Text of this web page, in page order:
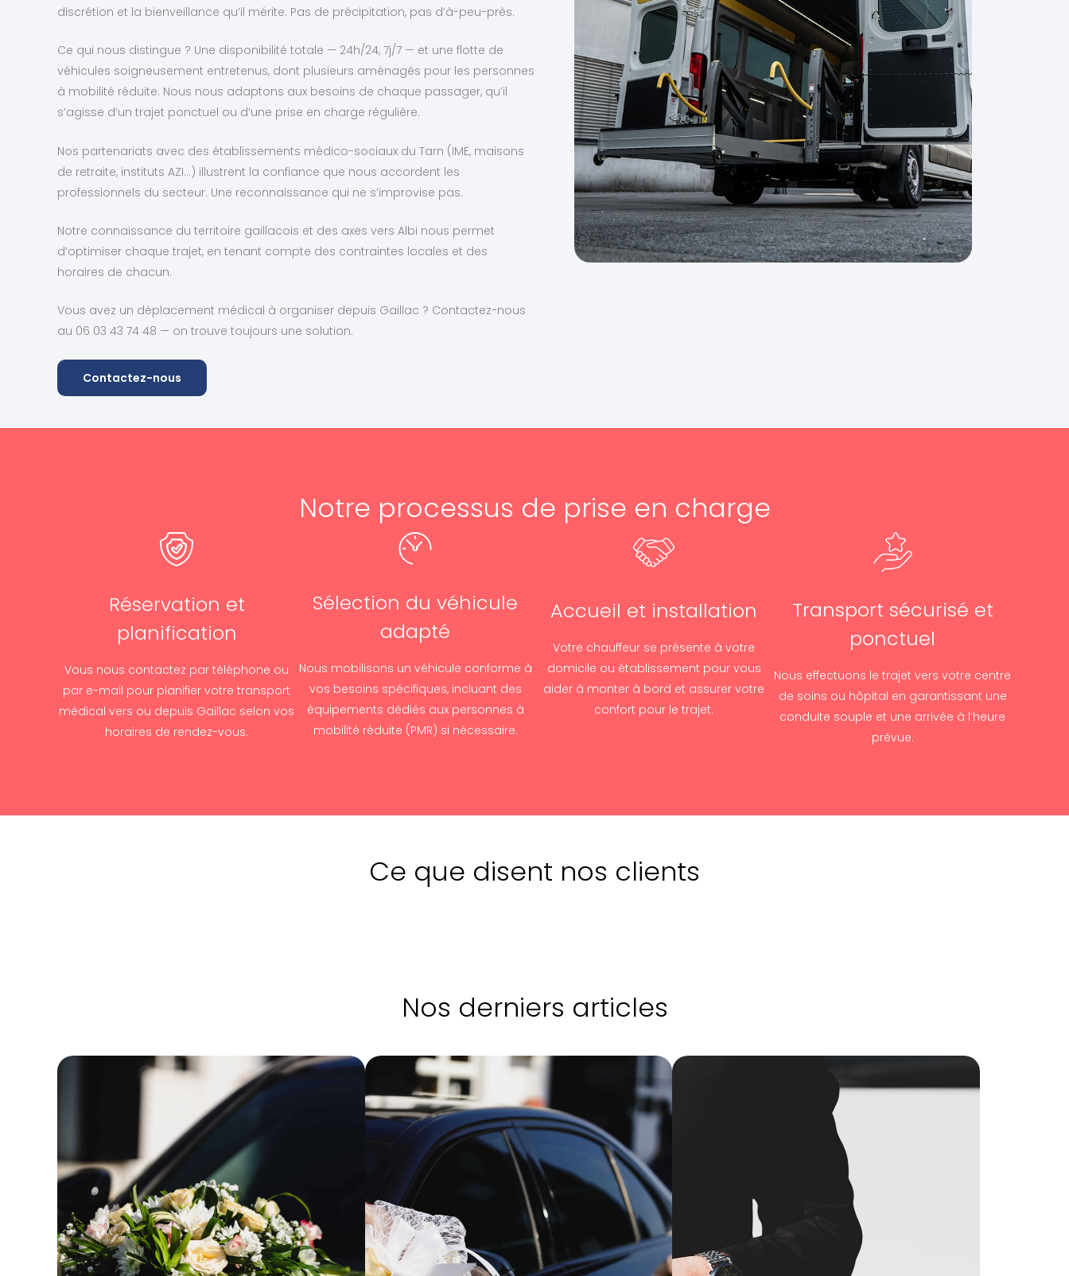
discrétion et la bienveillance qu’il mérite. Pas de précipitation, pas d’à-peu-près.
Ce qui nous distingue ? Une disponibilité totale — 24h/24, 7j/7 — et une flotte de
véhicules soigneusement entretenus, dont plusieurs aménagés pour les personnes
à mobilité réduite. Nous nous adaptons aux besoins de chaque passager, qu’il
s’agisse d’un trajet ponctuel ou d’une prise en charge régulière.
Nos partenariats avec des établissements médico-sociaux du Tarn (IME, maisons
de retraite, instituts AZI…) illustrent la confiance que nous accordent les
professionnels du secteur. Une reconnaissance qui ne s’improvise pas.
Notre connaissance du territoire gaillacois et des axes vers Albi nous permet
d’optimiser chaque trajet, en tenant compte des contraintes locales et des
horaires de chacun.
Vous avez un déplacement médical à organiser depuis Gaillac ? Contactez-nous
au 06 03 43 74 48 — on trouve toujours une solution.
Contactez-nous
Notre processus de prise en charge
Réservation et
planification
Vous nous contactez par téléphone ou
par e-mail pour planifier votre transport
médical vers ou depuis Gaillac selon vos
horaires de rendez-vous.
Sélection du véhicule
adapté
Nous mobilisons un véhicule conforme à
vos besoins spécifiques, incluant des
équipements dédiés aux personnes à
mobilité réduite (PMR) si nécessaire.
Accueil et installation
Votre chauffeur se présente à votre
domicile ou établissement pour vous
aider à monter à bord et assurer votre
confort pour le trajet.
Transport sécurisé et
ponctuel
Nous effectuons le trajet vers votre centre
de soins ou hôpital en garantissant une
conduite souple et une arrivée à l’heure
prévue.
Ce que disent nos clients
Nos derniers articles